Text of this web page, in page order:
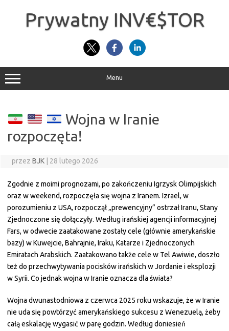
Prywatny INV€$TOR
Menu
Wojna w Iranie
rozpoczęta!
przez BJK 28 lutego 2026
Zgodnie z moimi prognozami, po zakończeniu Igrzysk Olimpijskich
oraz w weekend, rozpoczęła się wojna z Iranem. Izrael, w
porozumieniu z USA, rozpoczął „prewencyjny” ostrzał Iranu, Stany
Zjednoczone się dołączyły. Według irańskiej agencji informacyjnej
Fars, w odwecie zaatakowane zostały cele (głównie amerykańskie
bazy) w Kuwejcie, Bahrajnie, Iraku, Katarze i Zjednoczonych
Emiratach Arabskich. Zaatakowano także cele w Tel Awiwie, doszło
też do przechwytywania pocisków irańskich w Jordanie i eksplozji
w Syrii. Co jednak wojna w Iranie oznacza dla świata?
Wojna dwunastodniowa z czerwca 2025 roku wskazuje, że w Iranie
nie uda się powtórzyć amerykańskiego sukcesu z Wenezuelą, żeby
całą eskalację wygasić w parę godzin. Według doniesień